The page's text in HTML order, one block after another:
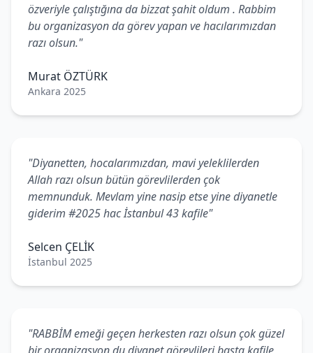
özveriyle çalıştığına da bizzat şahit oldum . Rabbim
bu organizasyon da görev yapan ve hacılarımızdan
razı olsun."
Murat ÖZTÜRK
Ankara 2025
"Diyanetten, hocalarımızdan, mavi yeleklilerden
Allah razı olsun bütün görevlilerden çok
memnunduk. Mevlam yine nasip etse yine diyanetle
giderim #2025 hac İstanbul 43 kafile"
Selcen ÇELİK
İstanbul 2025
"RABBİM emeği geçen herkesten razı olsun çok güzel